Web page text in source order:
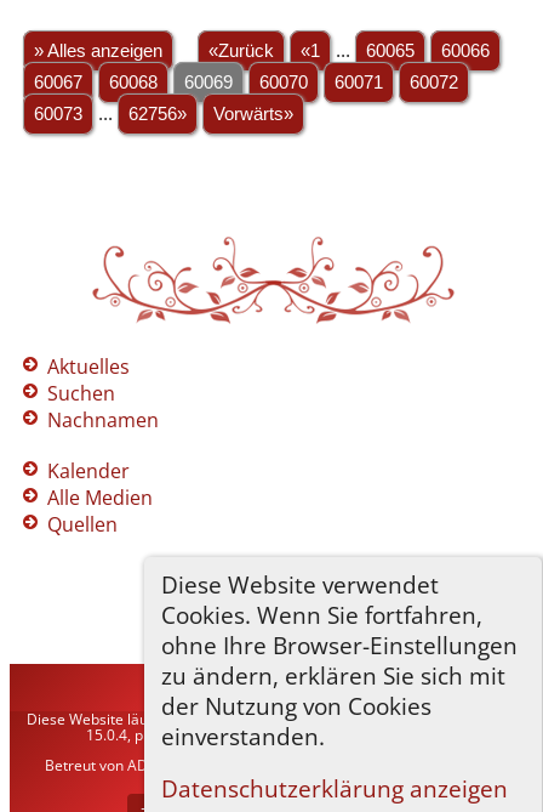
Diese Website verwendet
Cookies. Wenn Sie fortfahren,
ohne Ihre Browser-Einstellungen
zu ändern, erklären Sie sich mit
der Nutzung von Cookies
einverstanden.
Datenschutzerklärung anzeigen
» Alles anzeigen «Zurück «1 ... 60065
60066
60067
60068 60069 60070 60071
60072
60073
... 62756» Vorwärts»
Aktuelles
Suchen
Nachnamen
Kalender
Alle Medien
Quellen
TNG-ADLER©2026
Diese Website läuft mitThe Next Generation of Genealogy Sitebuilding
15.0.4, programmiert von Darrin Lythgoe © 2001-2026.
Betreut vonADLER Heraldisch-Genealogische Gesellschaft, Wien
Datenschutzerklärung.